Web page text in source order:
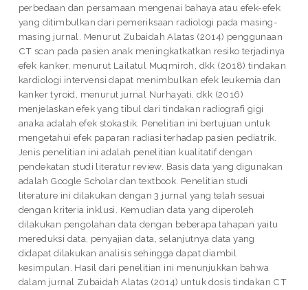
perbedaan dan persamaan mengenai bahaya atau efek-efek
yang ditimbulkan dari pemeriksaan radiologi pada masing-
masing jurnal. Menurut Zubaidah Alatas (2014) penggunaan
CT scan pada pasien anak meningkatkatkan resiko terjadinya
efek kanker, menurut Lailatul Muqmiroh, dkk (2018) tindakan
kardiologi intervensi dapat menimbulkan efek leukemia dan
kanker tyroid, menurut jurnal Nurhayati, dkk (2016)
menjelaskan efek yang tibul dari tindakan radiografi gigi
anaka adalah efek stokastik. Penelitian ini bertujuan untuk
mengetahui efek paparan radiasi terhadap pasien pediatrik.
Jenis penelitian ini adalah penelitian kualitatif dengan
pendekatan studi literatur review. Basis data yang digunakan
adalah Google Scholar dan textbook. Penelitian studi
literature ini dilakukan dengan 3 jurnal yang telah sesuai
dengan kriteria inklusi. Kemudian data yang diperoleh
dilakukan pengolahan data dengan beberapa tahapan yaitu
mereduksi data, penyajian data, selanjutnya data yang
didapat dilakukan analisis sehingga dapat diambil
kesimpulan. Hasil dari penelitian ini menunjukkan bahwa
dalam jurnal Zubaidah Alatas (2014) untuk dosis tindakan CT